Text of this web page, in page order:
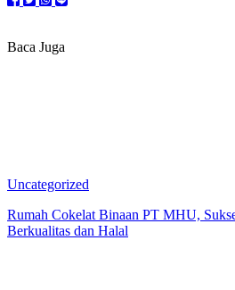
Baca Juga
Uncategorized
Rumah Cokelat Binaan PT MHU,
Berkualitas dan Halal